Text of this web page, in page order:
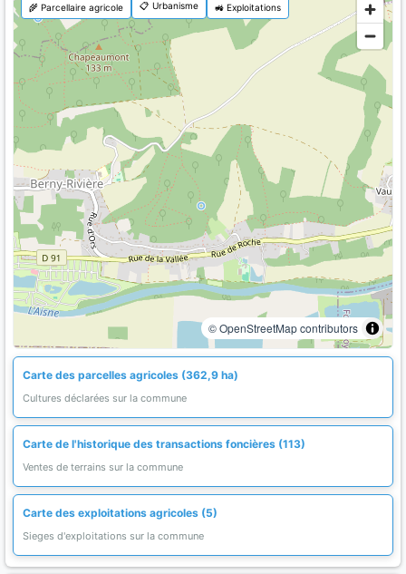
© OpenStreetMap contributors
🌾 Parcellaire agricole 📋 Urbanisme 🚜 Exploitations
Carte des parcelles agricoles (362,9 ha)
Cultures déclarées sur la commune
Carte de l'historique des transactions foncières (113)
Ventes de terrains sur la commune
Carte des exploitations agricoles (5)
Sieges d'exploitations sur la commune